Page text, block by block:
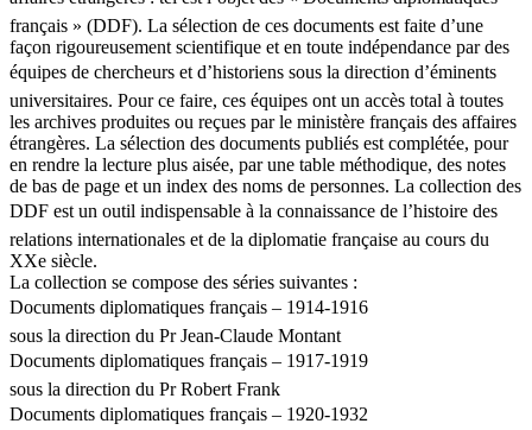
français » (DDF). La sélection de ces documents est faite d’une
façon rigoureusement scientifique et en toute indépendance par des
équipes de chercheurs et d’historiens sous la direction d’éminents
universitaires. Pour ce faire, ces équipes ont un accès total à toutes
les archives produites ou reçues par le ministère français des affaires
étrangères. La sélection des documents publiés est complétée, pour
en rendre la lecture plus aisée, par une table méthodique, des notes
de bas de page et un index des noms de personnes. La collection des
DDF est un outil indispensable à la connaissance de l’histoire des
relations internationales et de la diplomatie française au cours du
XXe siècle.
La collection se compose des séries suivantes :
Documents diplomatiques français – 1914-1916
sous la direction du Pr Jean-Claude Montant
Documents diplomatiques français – 1917-1919
sous la direction du Pr Robert Frank
Documents diplomatiques français – 1920-1932